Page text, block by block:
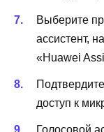
Выберите
ассистент,
«Huawei
доступ к